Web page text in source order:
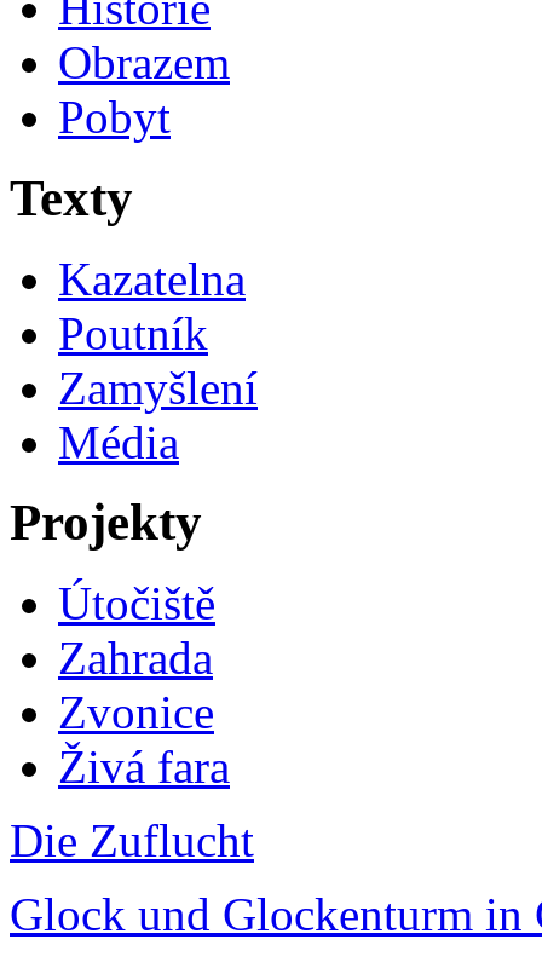
Obrazem
Pobyt
Texty
Kazatelna
Poutník
Zamyšlení
Média
Projekty
Útočiště
Zahrada
Zvonice
Živá fara
Die Zuflucht
Glock und Glockenturm in